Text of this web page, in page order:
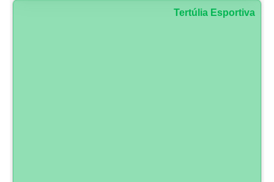
Tertúlia Esportiva